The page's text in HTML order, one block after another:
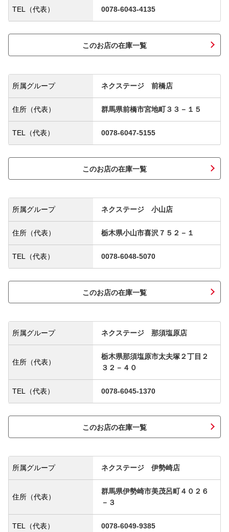
TEL（代表） 0078-6043-4135
このお店の在庫一覧
所属グループ ネクステージ 前橋店
住所（代表） 群馬県前橋市宮地町３３－１５
TEL（代表） 0078-6047-5155
このお店の在庫一覧
所属グループ ネクステージ 小山店
住所（代表） 栃木県小山市喜沢７５２－１
TEL（代表） 0078-6048-5070
このお店の在庫一覧
所属グループ ネクステージ 那須塩原店
住所（代表）
栃木県那須塩原市太夫塚２丁目２
３２－４０
TEL（代表） 0078-6045-1370
このお店の在庫一覧
所属グループ ネクステージ 伊勢崎店
住所（代表）
群馬県伊勢崎市美茂呂町４０２６
－３
TEL（代表） 0078-6049-9385